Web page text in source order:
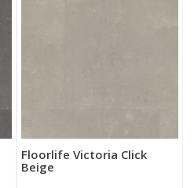
Floorlife Victoria Click
Beige